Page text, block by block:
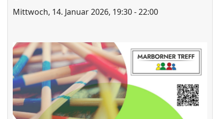
Mittwoch, 14. Januar 2026, 19:30 - 22:00
anzeigen